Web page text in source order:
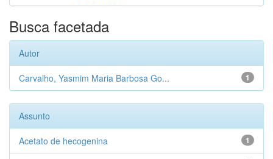
Busca facetada
Autor
1
Carvalho, Yasmim Maria Barbosa Go...
Assunto
1
Acetato de hecogenina